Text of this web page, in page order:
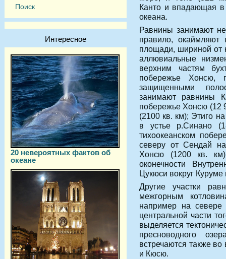
Интересное
20 невероятных фактов об
океане
Канто и впадающая в
океана.
Равнины занимают
правило,
площади, шириной от
аллювиальные
верхним частям
побережье Хонсю,
защищенными
занимают равнины
побережье Хонсю (12
(2100 кв. км); Этиго
в устье р.Синано
тихоокеанском
северу от Сендай на
Хонсю (1200 кв.
оконечности
Цукюси вокруг
Другие участки
межгорным
например на
центральной части
выделяется
пресноводного
встречаются также
и Кюсю.